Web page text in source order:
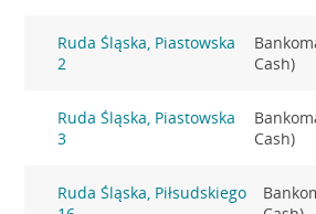
Ruda Śląska, Piastowska
2
Cash)
Ruda Śląska, Piastowska
3
Cash)
Ruda Śląska, Piłsudskiego